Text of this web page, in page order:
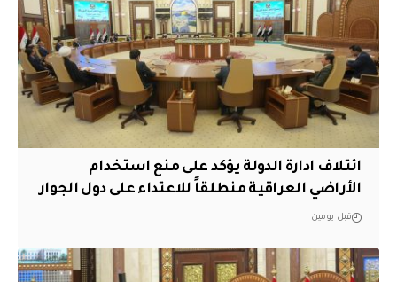
ائتلاف ادارة الدولة يؤكد على منع استخدام
الأراضي العراقية منطلقاً للاعتداء على دول الجوار
قبل يومين